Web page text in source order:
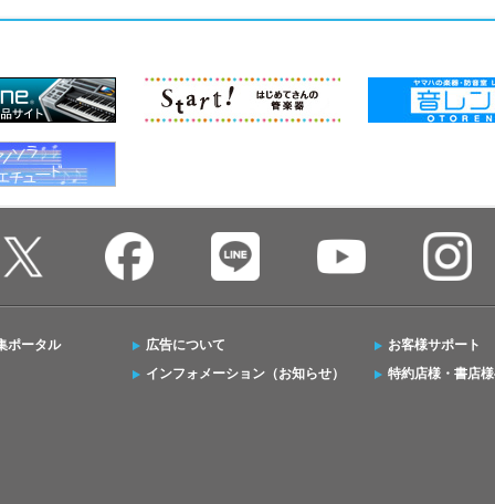
ポータル
広告について
インフォメーション（お知らせ）
お客様サポート
特約店様・書店